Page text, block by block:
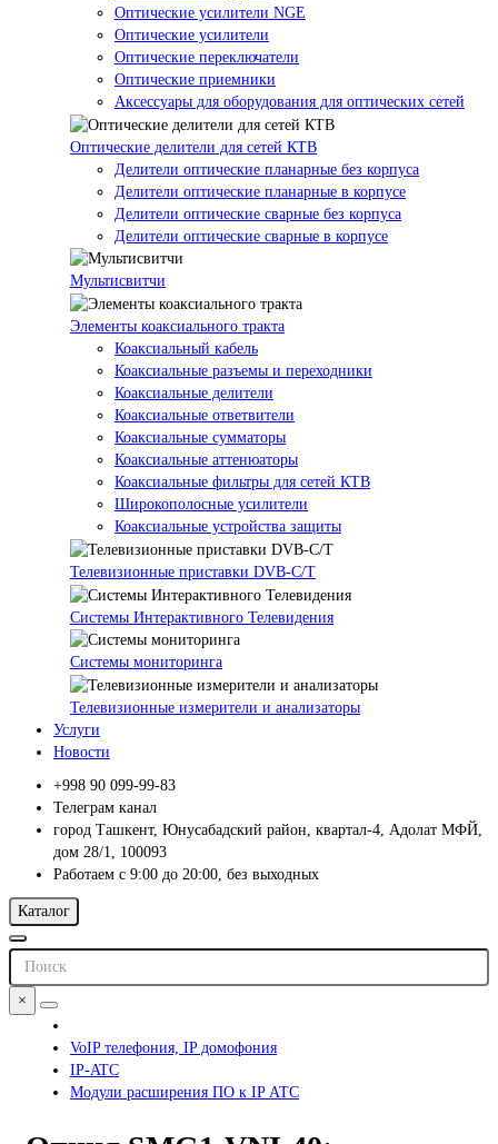
Оптические усилители NGE
Оптические усилители
Оптические переключатели
Оптические приемники
Аксессуары для оборудования для оптических сетей
Оптические делители для сетей КТВ
Делители оптические планарные без корпуса
Делители оптические планарные в корпусе
Делители оптические сварные без корпуса
Делители оптические сварные в корпусе
Мультисвитчи
Элементы коаксиального тракта
Коаксиальный кабель
Коаксиальные разъемы и переходники
Коаксиальные делители
Коаксиальные ответвители
Коаксиальные сумматоры
Коаксиальные аттенюаторы
Коаксиальные фильтры для сетей КТВ
Широкополосные усилители
Коаксиальные устройства защиты
Телевизионные приставки DVB-C/T
Системы Интерактивного Телевидения
Системы мониторинга
Телевизионные измерители и анализаторы
Услуги
Новости
+998 90 099-99-83
Телеграм канал
город Ташкент, Юнусабадский район, квартал-4, Адолат МФЙ,
дом 28/1, 100093
Работаем с 9:00 до 20:00, без выходных
Каталог
×
VoIP телефония, IP домофония
IP-ATC
Модули расширения ПО к IP АТС